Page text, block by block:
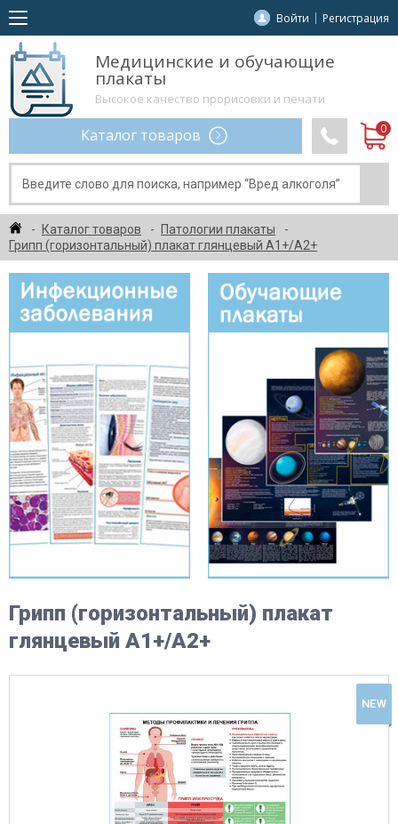
Войти Регистрация
Медицинские и обучающие
плакаты
Высокое качество прорисовки и печати
Каталог товаров
Каталог товаров
Патологии плакаты
Грипп (горизонтальный) плакат глянцевый А1+/А2+
Грипп (горизонтальный) плакат
глянцевый А1+/А2+
NEW